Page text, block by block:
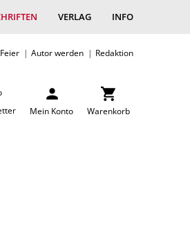
VERLAG INFO
Autor werden Redaktion
Mein Konto Warenkorb